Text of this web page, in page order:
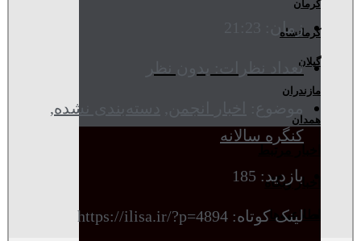
کرمان
کرمانشاه
گیلان
مازندران
همدان
اخبار وبگاه
اطلاعیه‌ها
زمان:
تعداد نظرات:
دسته‌بندی نشده,
کنگره سالانه
بازدید: 185
لینک کوتاه: https://ilisa.ir/?p=4894